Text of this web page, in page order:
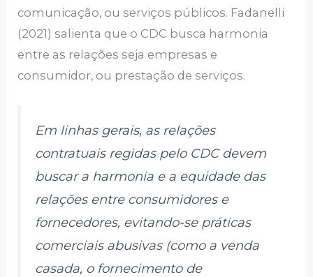
comunicação, ou serviços públicos. Fadanelli
(2021) salienta que o CDC busca harmonia
entre as relações seja empresas e
consumidor, ou prestação de serviços.
Em linhas gerais, as relações
contratuais regidas pelo CDC devem
buscar a harmonia e a equidade das
relações entre consumidores e
fornecedores, evitando-se práticas
comerciais abusivas (como a venda
casada, o fornecimento de